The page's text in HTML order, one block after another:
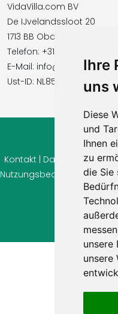
Ihre
uns
Diese
und
Ihnen
zu
die Sie
unsere
unsere
VidaVilla.com BV
De IJvelandssloot 20
1713 BB Obdam,
Telefon: +31854016545
E-Mail: info@vidavilla.com
Ust-ID: NL855781919B01
© 2026
Kontakt Datenschutz |
Nutzungsbedingungen |